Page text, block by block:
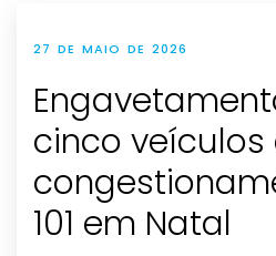
27 DE MAIO DE 2026
cinco
101 em Natal